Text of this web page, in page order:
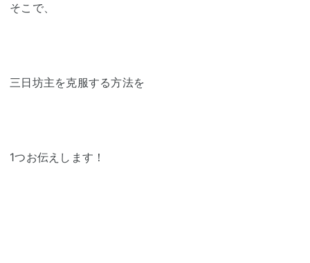
そこで、
三日坊主を克服する方法を
1つお伝えします！